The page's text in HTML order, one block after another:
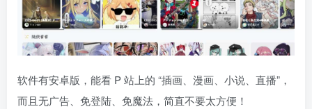
软件有安卓版，能看 P 站上的 “插画、漫画、小说、直播”，
而且无广告、免登陆、免魔法，简直不要太方便！